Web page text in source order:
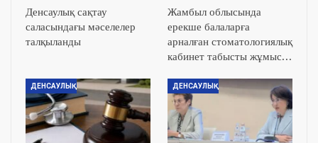
Денсаулық сақтау
саласындағы мәселелер
талқыланды
Жамбыл облысында
ерекше балаларға
арналған стоматологиялық
кабинет табысты жұмыс…
ДЕНСАУЛЫҚ ДЕНСАУЛЫҚ